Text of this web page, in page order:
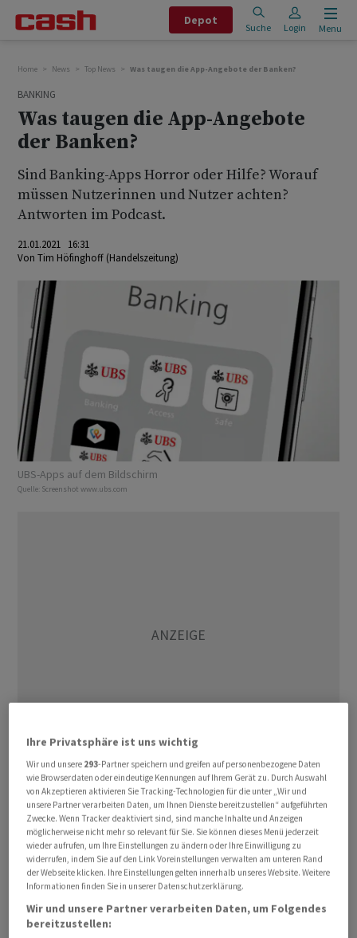
Depot
Suche Login Menu
Home News Top News Was taugen die App-Angebote der Banken?
BANKING
Was taugen die App-Angebote
der Banken?
Sind Banking-Apps Horror oder Hilfe? Worauf
müssen Nutzerinnen und Nutzer achten?
Antworten im Podcast.
21.01.2021 16:31
Von Tim Höfinghoff (Handelszeitung)
UBS-Apps auf dem Bildschirm
Quelle: Screenshot www.ubs.com
Im Podcast «HZ Insights» spricht Tim Höfinghoff mit
Handelszeitung-Redaktor und Banken-Experte Michael
Heim über Banking-Apps. Was taugen sie? Welche
Anbieter haben gute Angebote? Und welche
Finanzinstitute müssen nachbessern?
Mobile-Banking ist gefragt
Ihre Privatsphäre ist uns wichtig
Wir und unsere 293-Partner speichern und greifen auf personenbezogene Daten
wie Browserdaten oder eindeutige Kennungen auf Ihrem Gerät zu. Durch Auswahl
von Akzeptieren aktivieren Sie Tracking-Technologien für die unter „Wir und
unsere Partner verarbeiten Daten, um Ihnen Dienste bereitzustellen“ aufgeführten
Zwecke. Wenn Tracker deaktiviert sind, sind manche Inhalte und Anzeigen
möglicherweise nicht mehr so relevant für Sie. Sie können dieses Menü jederzeit
wieder aufrufen, um Ihre Einstellungen zu ändern oder Ihre Einwilligung zu
widerrufen, indem Sie auf den Link Voreinstellungen verwalten am unteren Rand
der Webseite klicken. Ihre Einstellungen gelten innerhalb unseres Website. Weitere
Informationen finden Sie in unserer Datenschutzerklärung.
Wir und unsere Partner verarbeiten Daten, um Folgendes
bereitzustellen: